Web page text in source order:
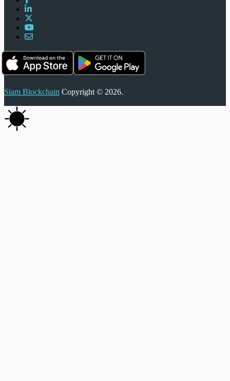
Siam Blockchain Copyright © 2026.